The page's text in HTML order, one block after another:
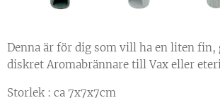
Denna är för dig som vill ha en liten fin,
diskret Aromabrännare till Vax eller
Storlek : ca 7x7x7cm